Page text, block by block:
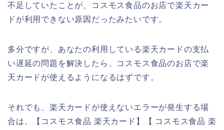
不足していたことが、コスモス食品のお店で楽天カー
ドが利用できない原因だったみたいです。
多分ですが、あなたの利用している楽天カードの支払
い遅延の問題を解決したら、コスモス食品のお店で楽
天カードが使えるようになるはずです。
それでも、楽天カードが使えないエラーが発生する場
合は、【コスモス食品 楽天カード】【 コスモス食品 楽